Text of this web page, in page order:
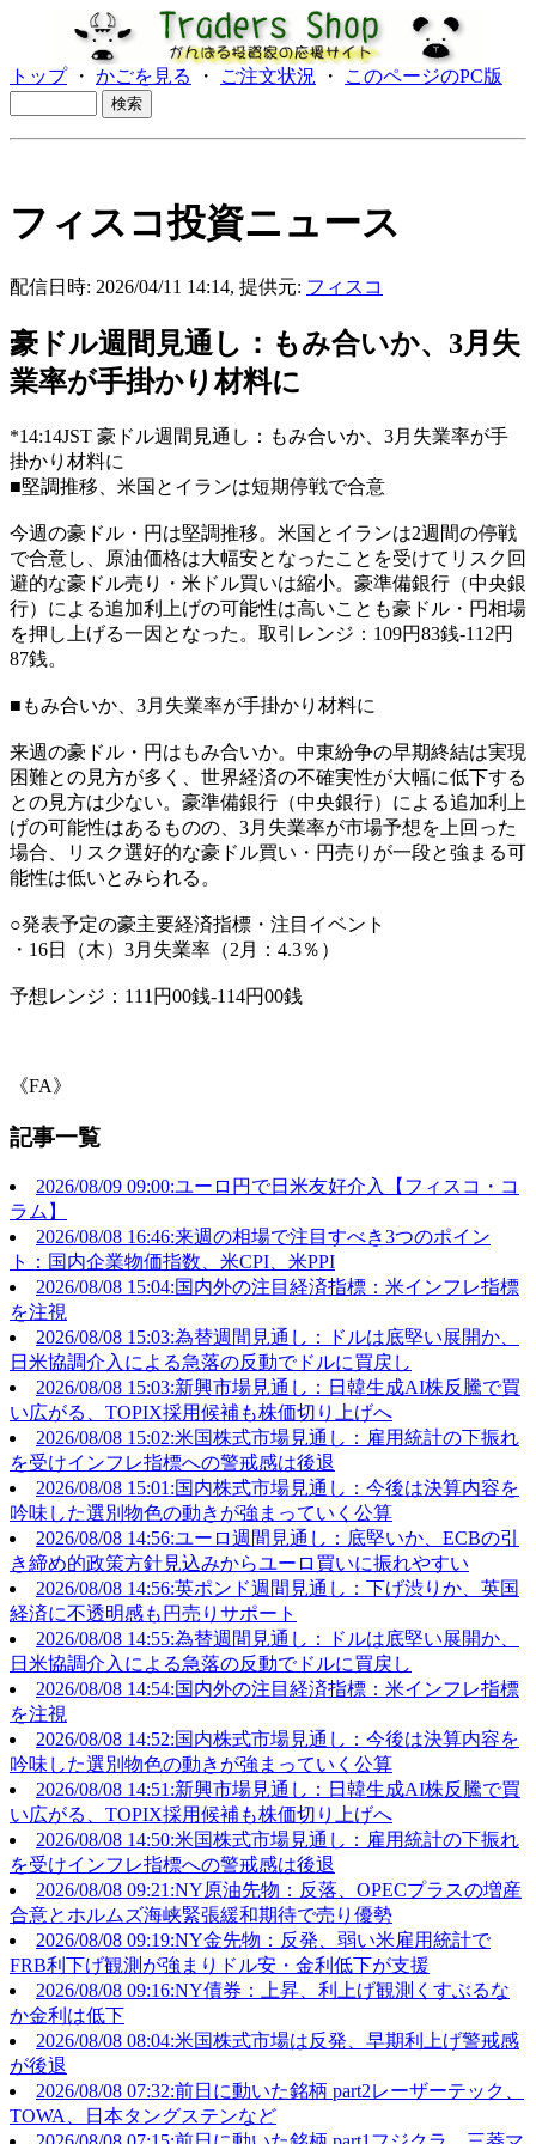
トップ・ かごを見る ・ ご注文状況 ・ このページのPC版
フィスコ投資ニュース
配信日時: 2026/04/11 14:14, 提供元: フィスコ
豪ドル週間見通し：もみ合いか、3月失
業率が手掛かり材料に
*14:14JST 豪ドル週間見通し：もみ合いか、3月失業率が手
掛かり材料に
■堅調推移、米国とイランは短期停戦で合意
今週の豪ドル・円は堅調推移。米国とイランは2週間の停戦
で合意し、原油価格は大幅安となったことを受けてリスク回
避的な豪ドル売り・米ドル買いは縮小。豪準備銀行（中央銀
行）による追加利上げの可能性は高いことも豪ドル・円相場
を押し上げる一因となった。取引レンジ：109円83銭-112円
87銭。
■もみ合いか、3月失業率が手掛かり材料に
来週の豪ドル・円はもみ合いか。中東紛争の早期終結は実現
困難との見方が多く、世界経済の不確実性が大幅に低下する
との見方は少ない。豪準備銀行（中央銀行）による追加利上
げの可能性はあるものの、3月失業率が市場予想を上回った
場合、リスク選好的な豪ドル買い・円売りが一段と強まる可
能性は低いとみられる。
○発表予定の豪主要経済指標・注目イベント
・16日（木）3月失業率（2月：4.3％）
予想レンジ：111円00銭-114円00銭
《FA》
記事一覧
2026/08/09 09:00:ユーロ円で日米友好介入【フィスコ・コ
ラム】
2026/08/08 16:46:来週の相場で注目すべき3つのポイン
ト：国内企業物価指数、米CPI、米PPI
2026/08/08 15:04:国内外の注目経済指標：米インフレ指標
を注視
2026/08/08 15:03:為替週間見通し：ドルは底堅い展開か、
日米協調介入による急落の反動でドルに買戻し
2026/08/08 15:03:新興市場見通し：日韓生成AI株反騰で買
い広がる、TOPIX採用候補も株価切り上げへ
2026/08/08 15:02:米国株式市場見通し：雇用統計の下振れ
を受けインフレ指標への警戒感は後退
2026/08/08 15:01:国内株式市場見通し：今後は決算内容を
吟味した選別物色の動きが強まっていく公算
2026/08/08 14:56:ユーロ週間見通し：底堅いか、ECBの引
き締め的政策方針見込みからユーロ買いに振れやすい
2026/08/08 14:56:英ポンド週間見通し：下げ渋りか、英国
経済に不透明感も円売りサポート
2026/08/08 14:55:為替週間見通し：ドルは底堅い展開か、
日米協調介入による急落の反動でドルに買戻し
2026/08/08 14:54:国内外の注目経済指標：米インフレ指標
を注視
2026/08/08 14:52:国内株式市場見通し：今後は決算内容を
吟味した選別物色の動きが強まっていく公算
2026/08/08 14:51:新興市場見通し：日韓生成AI株反騰で買
い広がる、TOPIX採用候補も株価切り上げへ
2026/08/08 14:50:米国株式市場見通し：雇用統計の下振れ
を受けインフレ指標への警戒感は後退
2026/08/08 09:21:NY原油先物：反落、OPECプラスの増産
合意とホルムズ海峡緊張緩和期待で売り優勢
2026/08/08 09:19:NY金先物：反発、弱い米雇用統計で
FRB利下げ観測が強まりドル安・金利低下が支援
2026/08/08 09:16:NY債券：上昇、利上げ観測くすぶるな
か金利は低下
2026/08/08 08:04:米国株式市場は反発、早期利上げ警戒感
が後退
2026/08/08 07:32:前日に動いた銘柄 part2レーザーテック、
TOWA、日本タングステンなど